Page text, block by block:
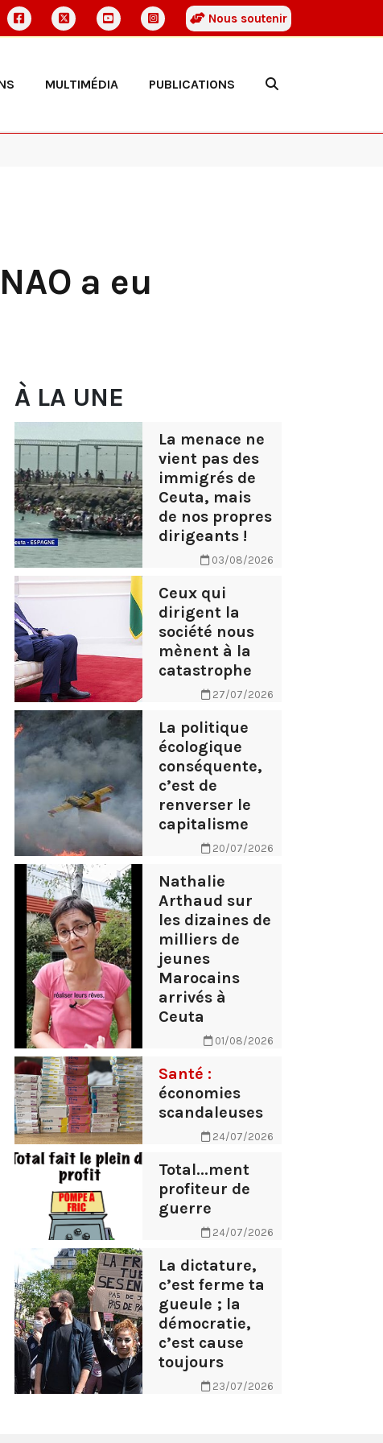
Nous soutenir
MULTIMÉDIA PUBLICATIONS
a eu
À LA UNE
La menace ne
vient pas des
immigrés de
Ceuta, mais
de nos propres
dirigeants !
03/08/2026
Ceux qui
dirigent la
société nous
mènent à la
catastrophe
27/07/2026
La politique
écologique
conséquente,
c’est de
renverser le
capitalisme
20/07/2026
Nathalie
Arthaud sur
les dizaines de
milliers de
jeunes
Marocains
arrivés à
Ceuta
01/08/2026
Santé :
économies
scandaleuses
24/07/2026
Total...ment
profiteur de
guerre
24/07/2026
La dictature,
c’est ferme ta
gueule ; la
démocratie,
c’est cause
toujours
23/07/2026